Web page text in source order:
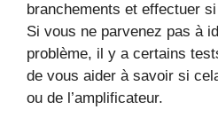
branchements et effectuer
Si vous ne parvenez pas à
problème, il y a certains
de vous aider à savoir si
ou de l’amplificateur.